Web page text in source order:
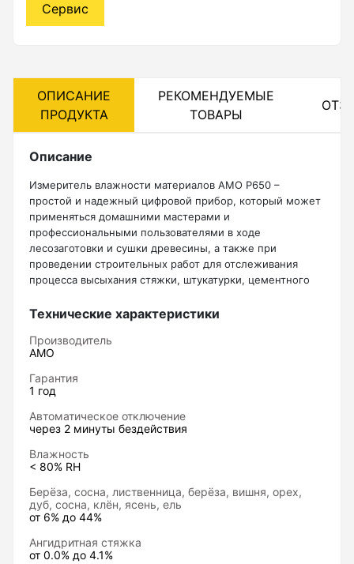
Сервис
ОПИСАНИЕ
ПРОДУКТА
РЕКОМЕНДУЕМЫЕ
ТОВАРЫ
Описание
Измеритель влажности материалов AMO P650 –
простой и надежный цифровой прибор, который может
применяться домашними мастерами и
профессиональными пользователями в ходе
лесозаготовки и сушки древесины, а также при
проведении строительных работ для отслеживания
процесса высыхания стяжки, штукатурки, цементного
снабженное батарейным питанием для обеспечения
оперативного использования в полевых и
промышленных условиях, столярных мастерских и т.п. –
благодаря высокой скорости проведения замеров без
длительных предварительных настроек.
Портативный измеритель влажности производит замеры
контактным методом с помощью заостренных
электродов, погружаемых в поверхность объекта
контроля. Прибор определяет проводимость и
автоматически рассчитывает степень насыщения
целевого объекта влагой, исходя из сохраненных в
памяти характеристических зависимостей, что
инструменте предустановлено 6 режимов для разных
Технические характеристики
Производитель
AMO
Гарантия
1 год
Автоматическое отключение
через 2 минуты бездействия
Влажность
< 80% RH
Берёза, сосна, лиственница, берёза, вишня, орех,
дуб, сосна, клён, ясень, ель
от 6% до 44%
Ангидритная стяжка
от 0.0% до 4.1%
Аксессуары для мотобуров
Шнек
Нивелиры
Нивелиры оптические
Нивелиры лазерные ротационные
Комплекты нивелиров
Показать еще
Приборы вертикального проектирования
Палетка для вертикального проектирования
Приборы контроля и диагностики
Анализаторы холодильных систем